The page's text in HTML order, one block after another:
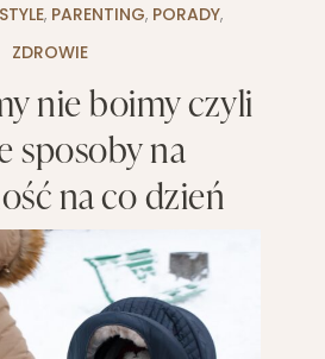
, PARENTING, PORADY,
ZDROWIE
nie boimy czyli
sposoby na
na co dzień